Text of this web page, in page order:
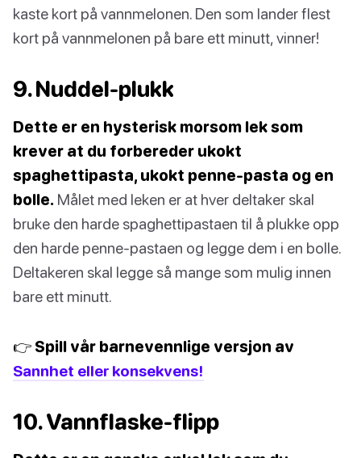
kaste kort på vannmelonen. Den som lander flest
kort på vannmelonen på bare ett minutt, vinner!
9. Nuddel-plukk
Dette er en hysterisk morsom lek som
krever at du forbereder ukokt
spaghettipasta, ukokt penne-pasta og en
bolle. Målet med leken er at hver deltaker skal
bruke den harde spaghettipastaen til å plukke opp
den harde penne-pastaen og legge dem i en bolle.
Deltakeren skal legge så mange som mulig innen
bare ett minutt.
👉 Spill vår barnevennlige versjon av
Sannhet eller konsekvens!
10. Vannflaske-flipp